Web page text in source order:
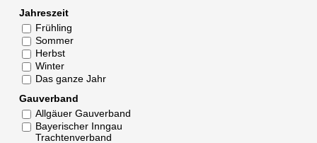
Jahreszeit
Frühling
Sommer
Herbst
Winter
Das ganze Jahr
Gauverband
Allgäuer Gauverband
Bayerischer Inngau
Trachtenverband